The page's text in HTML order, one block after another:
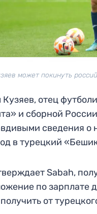
может покинуть
отец
и сборной
сведения о
в турецкий
Sabah,
по зарплате
от